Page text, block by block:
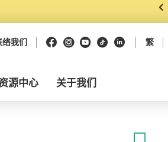
络我们 Facebook
Instagram
Youtube
抖音领英 繁
源中心 关于我们